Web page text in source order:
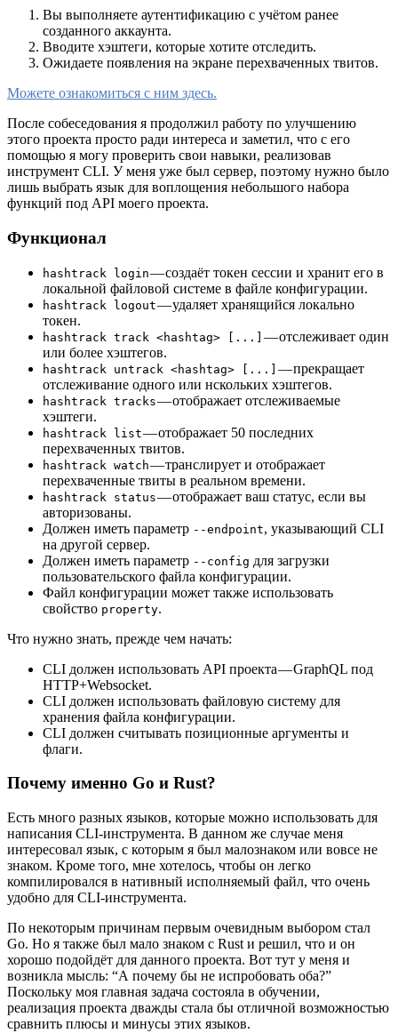
Вы выполняете аутентификацию с учётом ранее
созданного аккаунта.
Вводите хэштеги, которые хотите отследить.
Ожидаете появления на экране перехваченных твитов.
Можете ознакомиться с ним здесь.
После собеседования я продолжил работу по улучшению
этого проекта просто ради интереса и заметил, что с его
помощью я могу проверить свои навыки, реализовав
инструмент CLI. У меня уже был сервер, поэтому нужно было
лишь выбрать язык для воплощения небольшого набора
функций под API моего проекта.
Функционал
hashtrack login— создаёт токен сессии и хранит его в
локальной файловой системе в файле конфигурации.
hashtrack logout— удаляет хранящийся локально
токен.
hashtrack track <hashtag> [...] — отслеживает один
или более хэштегов.
hashtrack untrack <hashtag> [...] — прекращает
отслеживание одного или нскольких хэштегов.
hashtrack tracks— отображает отслеживаемые
хэштеги.
hashtrack list— отображает 50 последних
перехваченных твитов.
hashtrack watch— транслирует и отображает
перехваченные твиты в реальном времени.
hashtrack status— отображает ваш статус, если вы
авторизованы.
Должен иметь параметр --endpoint, указывающий CLI
на другой сервер.
Должен иметь параметр --config для загрузки
пользовательского файла конфигурации.
Файл конфигурации может также использовать
свойство property.
Что нужно знать, прежде чем начать:
CLI должен использовать API проекта — GraphQL под
HTTP+Websocket.
CLI должен использовать файловую систему для
хранения файла конфигурации.
CLI должен считывать позиционные аргументы и
флаги.
Почему именно Go и Rust?
Есть много разных языков, которые можно использовать для
написания CLI-инструмента. В данном же случае меня
интересовал язык, с которым я был малознаком или вовсе не
знаком. Кроме того, мне хотелось, чтобы он легко
компилировался в нативный исполняемый файл, что очень
удобно для CLI-инструмента.
По некоторым причинам первым очевидным выбором стал
Go. Но я также был мало знаком с Rust и решил, что и он
хорошо подойдёт для данного проекта. Вот тут у меня и
возникла мысль: “А почему бы не испробовать оба?”
Поскольку моя главная задача состояла в обучении,
реализация проекта дважды стала бы отличной возможностью
сравнить плюсы и минусы этих языков.